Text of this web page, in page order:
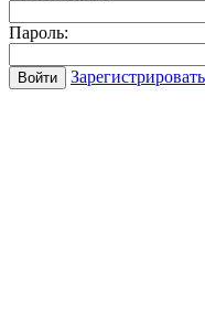
Пароль: